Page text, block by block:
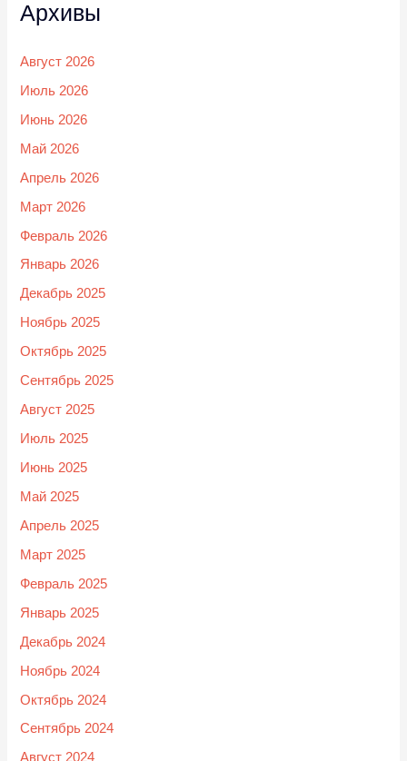
Архивы
Август 2026
Июль 2026
Июнь 2026
Май 2026
Апрель 2026
Март 2026
Февраль 2026
Январь 2026
Декабрь 2025
Ноябрь 2025
Октябрь 2025
Сентябрь 2025
Август 2025
Июль 2025
Июнь 2025
Май 2025
Апрель 2025
Март 2025
Февраль 2025
Январь 2025
Декабрь 2024
Ноябрь 2024
Октябрь 2024
Сентябрь 2024
Август 2024